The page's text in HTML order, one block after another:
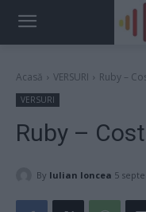
Acasă VERSURI Ruby –
VERSURI
Ruby –
By Iulian Ioncea 5